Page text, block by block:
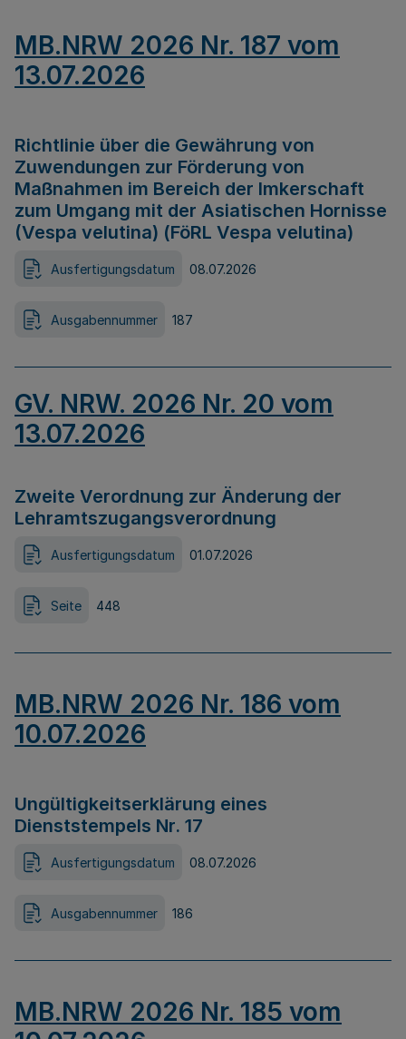
MB.NRW 2026 Nr. 187 vom
13.07.2026
Richtlinie über die Gewährung von
Zuwendungen zur Förderung von
Maßnahmen im Bereich der Imkerschaft
zum Umgang mit der Asiatischen Hornisse
(Vespa velutina) (FöRL Vespa velutina)
Ausfertigungsdatum 08.07.2026
Ausgabennummer 187
GV. NRW. 2026 Nr. 20 vom
13.07.2026
Zweite Verordnung zur Änderung der
Lehramtszugangsverordnung
Ausfertigungsdatum 01.07.2026
Seite 448
MB.NRW 2026 Nr. 186 vom
10.07.2026
Ungültigkeitserklärung eines
Dienststempels Nr. 17
Ausfertigungsdatum 08.07.2026
Ausgabennummer 186
MB.NRW 2026 Nr. 185 vom